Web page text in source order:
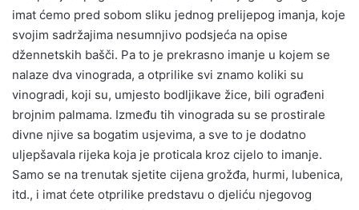
imat ćemo pred sobom sliku jednog prelijepog imanja, koje
svojim sadržajima nesumnjivo podsjeća na opise
džennetskih bašči. Pa to je prekrasno imanje u kojem se
nalaze dva vinograda, a otprilike svi znamo koliki su
vinogradi, koji su, umjesto bodljikave žice, bili ograđeni
brojnim palmama. Između tih vinograda su se prostirale
divne njive sa bogatim usjevima, a sve to je dodatno
uljepšavala rijeka koja je proticala kroz cijelo to imanje.
Samo se na trenutak sjetite cijena grožđa, hurmi, lubenica,
itd., i imat ćete otprilike predstavu o djeliću njegovog